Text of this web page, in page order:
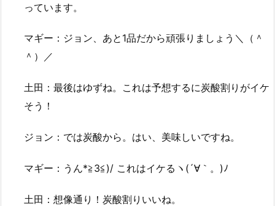
っています。
マギー：ジョン、あと1品だから頑張りましょう＼（＾
＾）／
土田：最後はゆずね。これは予想するに炭酸割りがイケ
そう！
ジョン：では炭酸から。はい、美味しいですね。
マギー：うん*≧3≦)/ これはイケるヽ(´∀｀。)ﾉ
土田：想像通り！炭酸割りいいね。